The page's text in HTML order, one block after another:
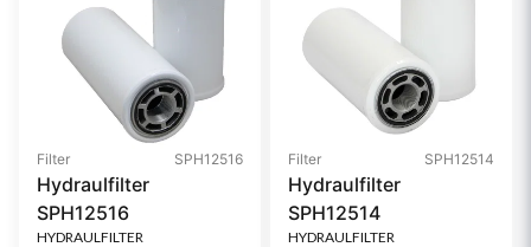
Filter SPH12516
Hydraulfilter
SPH12516
HYDRAULFILTER
Filter SPH12514
Hydraulfilter
SPH12514
HYDRAULFILTER